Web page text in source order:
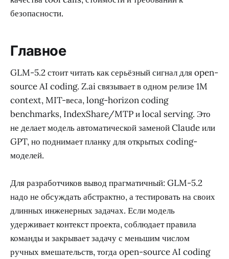
безопасности.
Главное
GLM-5.2 стоит читать как серьёзный сигнал для open-
source AI coding. Z.ai связывает в одном релизе 1M
context, MIT-веса, long-horizon coding
benchmarks, IndexShare/MTP и local serving. Это
не делает модель автоматической заменой Claude или
GPT, но поднимает планку для открытых coding-
моделей.
Для разработчиков вывод прагматичный: GLM-5.2
надо не обсуждать абстрактно, а тестировать на своих
длинных инженерных задачах. Если модель
удерживает контекст проекта, соблюдает правила
команды и закрывает задачу с меньшим числом
ручных вмешательств, тогда open-source AI coding